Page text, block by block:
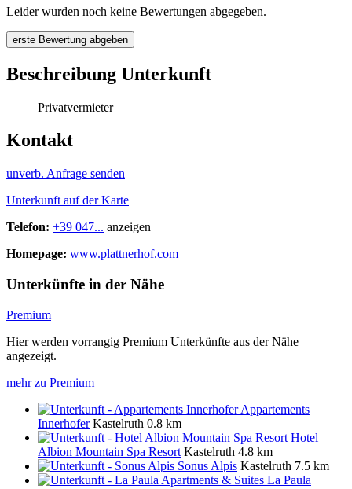
Leider wurden noch keine Bewertungen abgegeben.
erste Bewertung abgeben
Beschreibung Unterkunft
Privatvermieter
Kontakt
unverb. Anfrage senden
Unterkunft auf der Karte
Telefon: +39 047... anzeigen
Homepage: www.plattnerhof.com
Unterkünfte in der Nähe
Premium
Hier werden vorrangig Premium Unterkünfte aus der Nähe
angezeigt.
mehr zu Premium
Appartements
Innerhofer Kastelruth 0.8 km
Hotel
Albion Mountain Spa Resort Kastelruth 4.8 km
Sonus Alpis Kastelruth 7.5 km
La Paula